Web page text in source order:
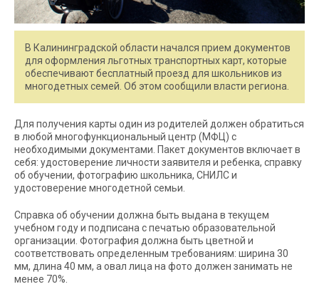
В Калининградской области начался прием документов
для оформления льготных транспортных карт, которые
обеспечивают бесплатный проезд для школьников из
многодетных семей. Об этом сообщили власти региона.
Для получения карты один из родителей должен обратиться
в любой многофункциональный центр (МФЦ) с
необходимыми документами. Пакет документов включает в
себя: удостоверение личности заявителя и ребенка, справку
об обучении, фотографию школьника, СНИЛС и
удостоверение многодетной семьи.
Справка об обучении должна быть выдана в текущем
учебном году и подписана с печатью образовательной
организации. Фотография должна быть цветной и
соответствовать определенным требованиям: ширина 30
мм, длина 40 мм, а овал лица на фото должен занимать не
менее 70%.